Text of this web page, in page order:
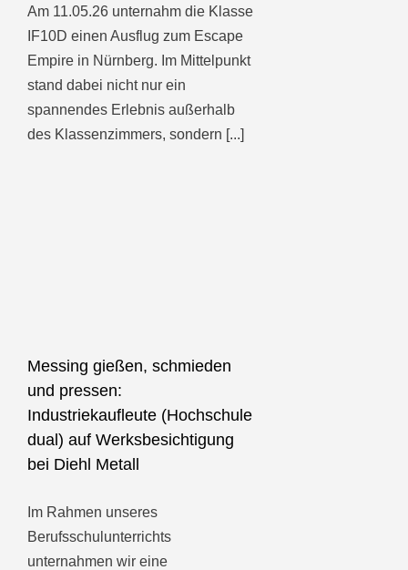
Am 11.05.26 unternahm die Klasse
IF10D einen Ausflug zum Escape
Empire in Nürnberg. Im Mittelpunkt
stand dabei nicht nur ein
spannendes Erlebnis außerhalb
des Klassenzimmers, sondern [...]
Messing gießen, schmieden
und pressen:
Industriekaufleute (Hochschule
dual) auf Werksbesichtigung
bei Diehl Metall
Im Rahmen unseres
Berufsschulunterrichts
unternahmen wir eine